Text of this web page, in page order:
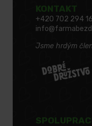
KONTAKT
+420 702 294
Jsme hrdým